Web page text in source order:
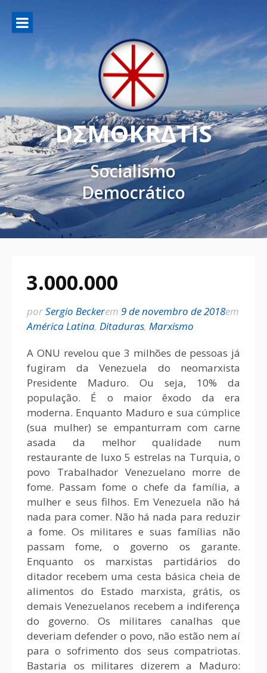
DΣMΘKRΔTIS
Socialismo
Democrático
3.000.000
porSergio Beckerem 9 de novembro de 2018em
América Latina, Ditaduras, Marxismo
A ONU revelou que 3 milhões de pessoas já
fugiram da Venezuela do neomarxista
Presidente Maduro. Ou seja, 10% da
população. É o maior êxodo da era
moderna. Enquanto Maduro e sua cúmplice
(sua mulher) se empanturram com carne
asada da melhor qualidade num
restaurante de luxo 5 estrelas na Turquia, o
povo Trabalhador Venezuelano morre de
fome. Passam fome o chefe da família, a
mulher e seus filhos. Em Venezuela não há
nada para comer. Não há nada para reduzir
a fome. Os militares e suas famílias não
passam fome, o governo os garante.
Enquanto os marxistas partidários do
ditador recebem uma cesta básica cheia de
alimentos do Estado marxista, grátis, os
demais Venezuelanos recebem a indiferença
do governo. Os militares canalhas que
deveriam defender o povo, não estão nem aí
para o sofrimento dos seus compatriotas.
Bastaria os militares dizerem a Maduro: